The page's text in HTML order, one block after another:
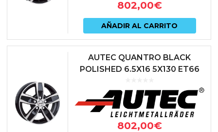
802,00€
AÑADIR AL CARRITO
AUTEC QUANTRO BLACK
POLISHED 6.5X16 5X130 ET66
802,00€